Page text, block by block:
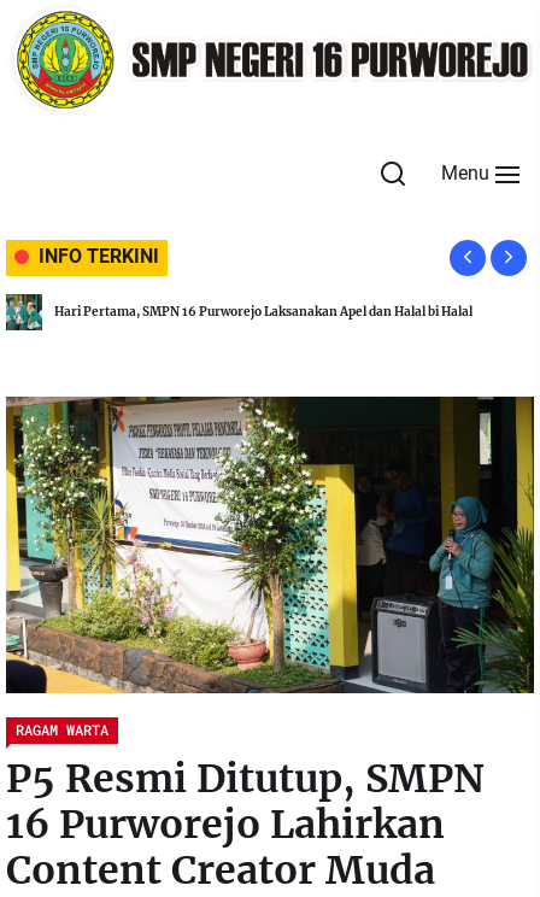
the
content
Menu
INFO TERKINI
Hari Pertama, SMPN 16 Purworejo Laksanakan Apel dan Halal bi Halal
RAGAM WARTA
P5 Resmi Ditutup, SMPN
16 Purworejo Lahirkan
Content Creator Muda